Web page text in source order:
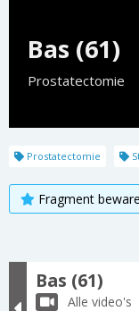
Bas (61)
Prostatectomie
Prostatectomie
Fragment
Bas (61)
Alle video's